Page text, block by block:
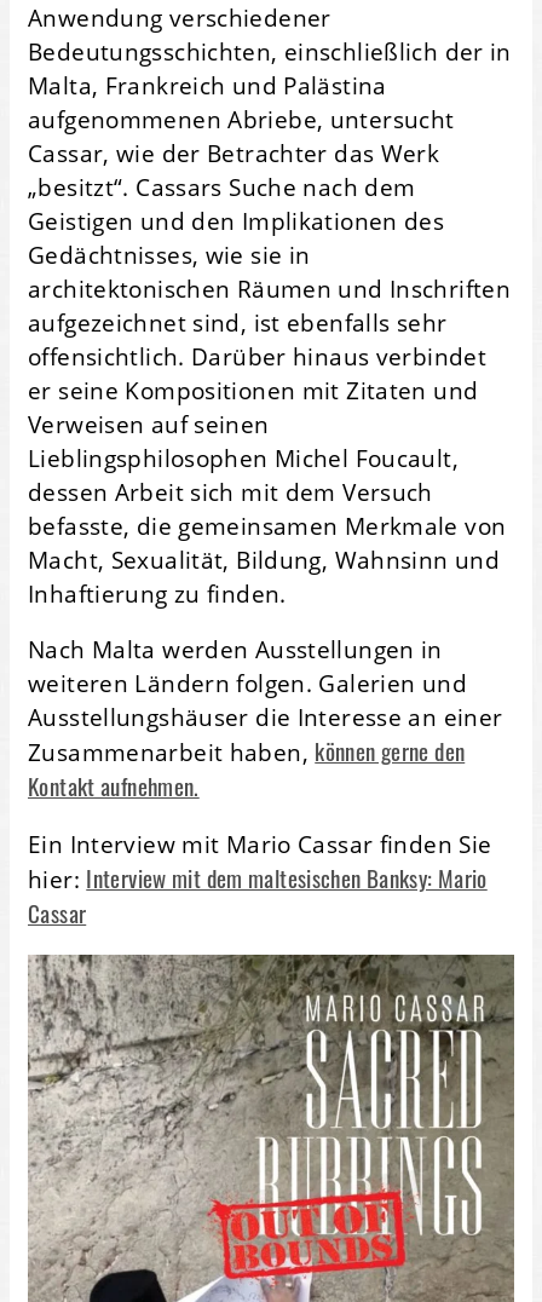
Anwendung verschiedener
Bedeutungsschichten, einschließlich der in
Malta, Frankreich und Palästina
aufgenommenen Abriebe, untersucht
Cassar, wie der Betrachter das Werk
„besitzt“. Cassars Suche nach dem
Geistigen und den Implikationen des
Gedächtnisses, wie sie in
architektonischen Räumen und Inschriften
aufgezeichnet sind, ist ebenfalls sehr
offensichtlich. Darüber hinaus verbindet
er seine Kompositionen mit Zitaten und
Verweisen auf seinen
Lieblingsphilosophen Michel Foucault,
dessen Arbeit sich mit dem Versuch
befasste, die gemeinsamen Merkmale von
Macht, Sexualität, Bildung, Wahnsinn und
Inhaftierung zu finden.
Nach Malta werden Ausstellungen in
weiteren Ländern folgen. Galerien und
Ausstellungshäuser die Interesse an einer
Zusammenarbeit haben, können gerne den
Kontakt aufnehmen.
Ein Interview mit Mario Cassar finden Sie
hier: Interview mit dem maltesischen Banksy: Mario
Cassar